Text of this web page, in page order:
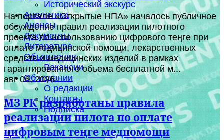
Исторический экскурс
Аналитика
Анонсы
Документы
Литература
Объявления
Вакансии
Об издании
О редакции
Контакты
Подписка
На портале «Открытые НПА» началось публичное
обсуждение правил реализации пилотного
проекта по использованию цифрового теңге при
оплате медицинской помощи, лекарственных
средств и медицинских изделий в рамках
гарантированного объема бесплатной м...
авг 06, 2026
МЗ РК разработаны правила
реализации пилота по оплате
цифровым теңге медпомощи